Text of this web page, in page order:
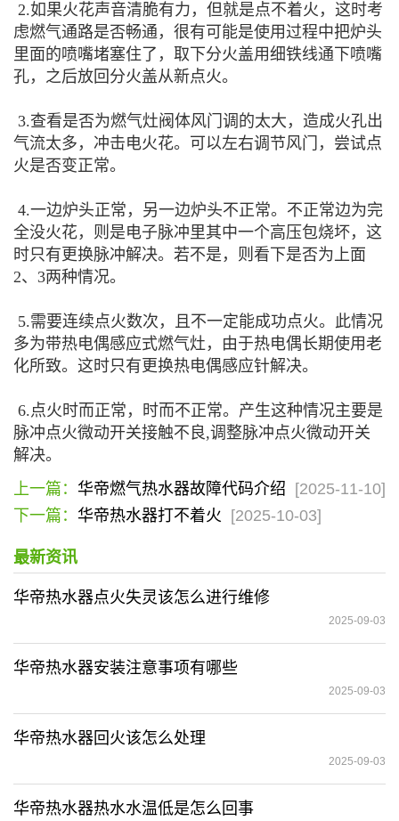
2.如果火花声音清脆有力，但就是点不着火，这时考
虑燃气通路是否畅通，很有可能是使用过程中把炉头
里面的喷嘴堵塞住了，取下分火盖用细铁线通下喷嘴
孔，之后放回分火盖从新点火。
3.查看是否为燃气灶阀体风门调的太大，造成火孔出
气流太多，冲击电火花。可以左右调节风门，尝试点
火是否变正常。
4.一边炉头正常，另一边炉头不正常。不正常边为完
全没火花，则是电子脉冲里其中一个高压包烧坏，这
时只有更换脉冲解决。若不是，则看下是否为上面
2、3两种情况。
5.需要连续点火数次，且不一定能成功点火。此情况
多为带热电偶感应式燃气灶，由于热电偶长期使用老
化所致。这时只有更换热电偶感应针解决。
6.点火时而正常，时而不正常。产生这种情况主要是
脉冲点火微动开关接触不良,调整脉冲点火微动开关
解决。
上一篇： 华帝燃气热水器故障代码介绍
[2025-11-10]
下一篇： 华帝热水器打不着火 [2025-10-03]
最新资讯
华帝热水器点火失灵该怎么进行维修
2025-09-03
华帝热水器安装注意事项有哪些
2025-09-03
华帝热水器回火该怎么处理
2025-09-03
华帝热水器热水水温低是怎么回事